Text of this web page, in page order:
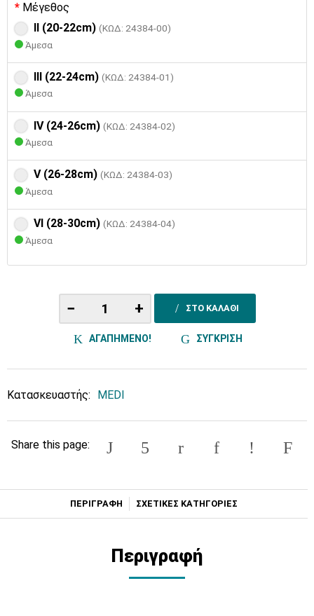
Μέγεθος
II (20-22cm) (ΚΩΔ: 24384-00)
Άμεσα
III (22-24cm) (ΚΩΔ: 24384-01)
Άμεσα
IV (24-26cm) (ΚΩΔ: 24384-02)
Άμεσα
V (26-28cm) (ΚΩΔ: 24384-03)
Άμεσα
VI (28-30cm) (ΚΩΔ: 24384-04)
Άμεσα
− + ΣΤΟ ΚΑΛΑΘΙ
ΑΓΑΠΗΜΕΝΟ! ΣΥΓΚΡΙΣΗ
Κατασκευαστής: MEDI
Share this page:
ΠΕΡΙΓΡΑΦΗ ΣΧΕΤΙΚΕΣ ΚΑΤΗΓΟΡΙΕΣ
Περιγραφή